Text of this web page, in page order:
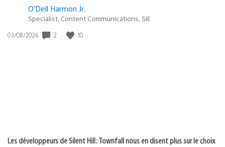
O’Dell Harmon Jr.
Specialist, Content Communications, SIE
Date
03/08/2026 2 10
Les développeurs de Silent Hill: Townfall nous en disent plus sur le choix